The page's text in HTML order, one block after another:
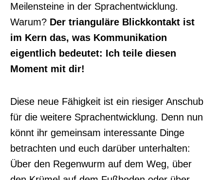
Meilensteine in der Sprachentwicklung.
Warum? Der trianguläre Blickkontakt ist
im Kern das, was Kommunikation
eigentlich bedeutet: Ich teile diesen
Moment mit dir!
Diese neue Fähigkeit ist ein riesiger Anschub
für die weitere Sprachentwicklung. Denn nun
könnt ihr gemeinsam interessante Dinge
betrachten und euch darüber unterhalten:
Über den Regenwurm auf dem Weg, über